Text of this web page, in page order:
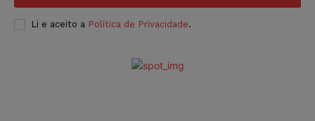
Li e aceito a Política de Privacidade.